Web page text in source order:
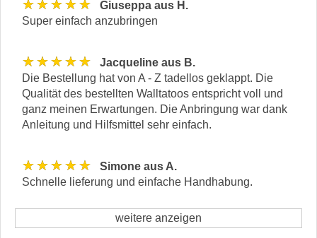
★★★★★
Giuseppa aus H.
Super einfach anzubringen
★★★★★
Jacqueline aus B.
Die Bestellung hat von A - Z tadellos geklappt. Die
Qualität des bestellten Walltatoos entspricht voll und
ganz meinen Erwartungen. Die Anbringung war dank
Anleitung und Hilfsmittel sehr einfach.
★★★★★
Simone aus A.
Schnelle lieferung und einfache Handhabung.
weitere anzeigen